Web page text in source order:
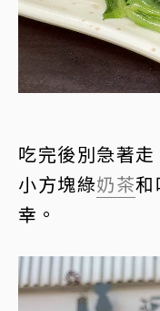
吃完後別急著
小方塊綠奶茶和
幸。